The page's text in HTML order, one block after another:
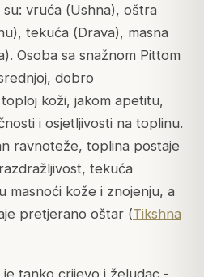
vruća (Ushna), oštra
), tekuća (Drava), masna
). Osoba sa snažnom Pittom
dobro
koži, jakom apetitu,
i osjetljivosti na toplinu.
ravnoteže, toplina postaje
tekuća
masnoći kože i znojenju, a
pretjerano oštar (Tikshna
tanko crijevo i želudac -